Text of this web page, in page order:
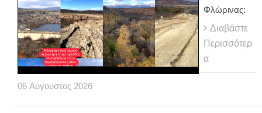
Φλώρινας:
Διαβάστε
Περισσότερ
α
06 Αύγουστος 2026